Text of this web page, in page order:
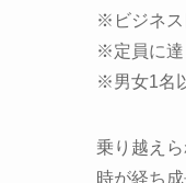
※ビジネス
※定員に達
※男女1名
乗り越え
時が経ち